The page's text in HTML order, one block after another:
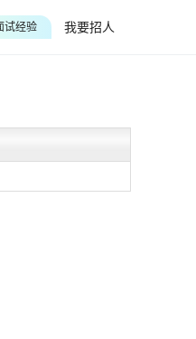
我要招人
试经验